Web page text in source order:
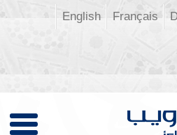
Français
English